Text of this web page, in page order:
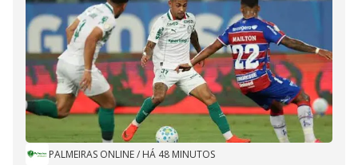
PALMEIRAS ONLINE/ HÁ 48 MINUTOS